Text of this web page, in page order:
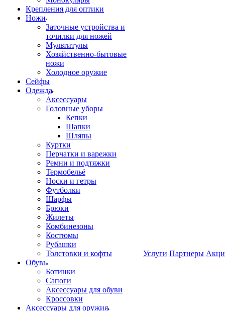
Крепления для оптики
Ножи
Заточные устройства и
точилки для ножей
Мультитулы
Хозяйственно-бытовые
ножи
Холодное оружие
Сейфы
Одежда
Аксессуары
Головные уборы
Кепки
Шапки
Шляпы
Куртки
Перчатки и варежки
Ремни и подтяжки
Термобельё
Носки и гетры
Футболки
Шарфы
Брюки
Жилеты
Комбинезоны
Костюмы
Рубашки
Толстовки и кофты
Обувь
Ботинки
Сапоги
Аксессуары для обуви
Кроссовки
Аксессуары для оружия
Услуги Партнеры